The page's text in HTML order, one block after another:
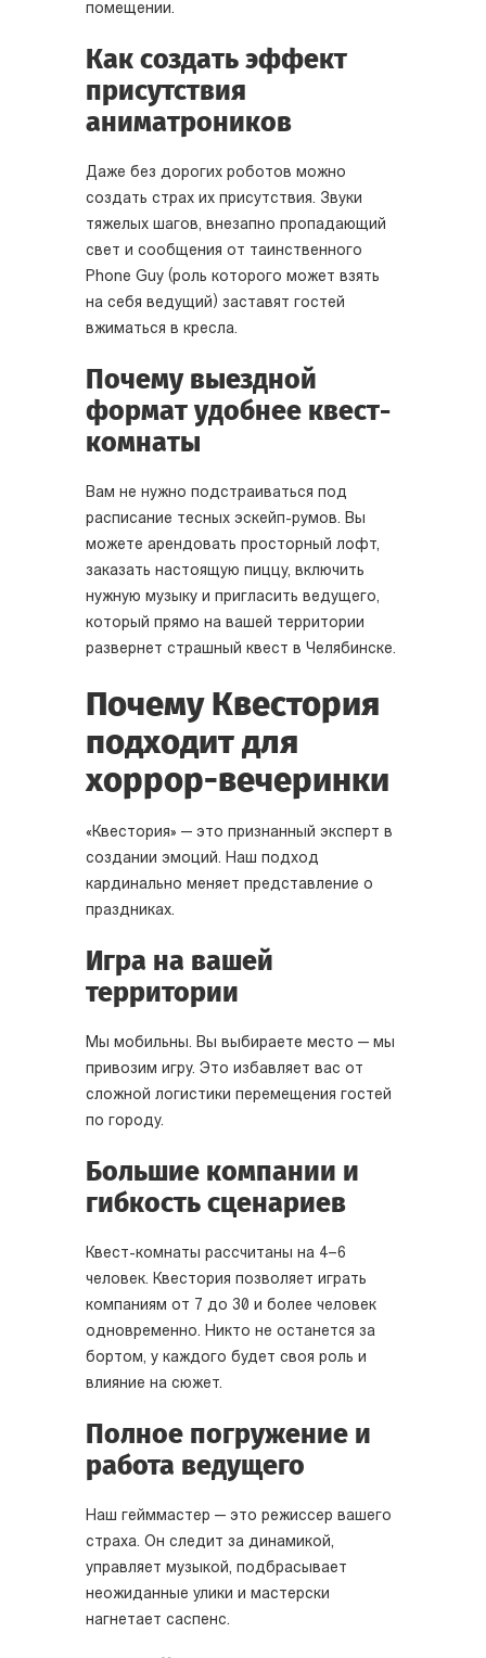
помещении.
Как создать эффект
присутствия
аниматроников
Даже без дорогих роботов можно
создать страх их присутствия. Звуки
тяжелых шагов, внезапно пропадающий
свет и сообщения от таинственного
Phone Guy (роль которого может взять
на себя ведущий) заставят гостей
вжиматься в кресла.
Почему выездной
формат удобнее квест-
комнаты
Вам не нужно подстраиваться под
расписание тесных эскейп-румов. Вы
можете арендовать просторный лофт,
заказать настоящую пиццу, включить
нужную музыку и пригласить ведущего,
который прямо на вашей территории
развернет страшный квест в Челябинске.
Почему Квестория
подходит для
хоррор-вечеринки
«Квестория» — это признанный эксперт в
создании эмоций. Наш подход
кардинально меняет представление о
праздниках.
Игра на вашей
территории
Мы мобильны. Вы выбираете место — мы
привозим игру. Это избавляет вас от
сложной логистики перемещения гостей
по городу.
Большие компании и
гибкость сценариев
Квест-комнаты рассчитаны на 4–6
человек. Квестория позволяет играть
компаниям от 7 до 30 и более человек
одновременно. Никто не останется за
бортом, у каждого будет своя роль и
влияние на сюжет.
Полное погружение и
работа ведущего
Наш гейммастер — это режиссер вашего
страха. Он следит за динамикой,
управляет музыкой, подбрасывает
неожиданные улики и мастерски
нагнетает саспенс.